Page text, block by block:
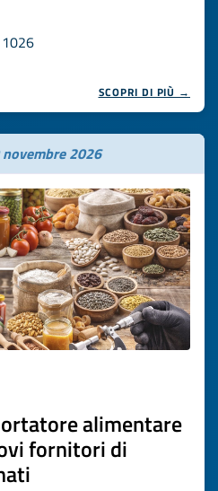
SCOPRI DI PIÙ →
2026
alimentare
fornitori di